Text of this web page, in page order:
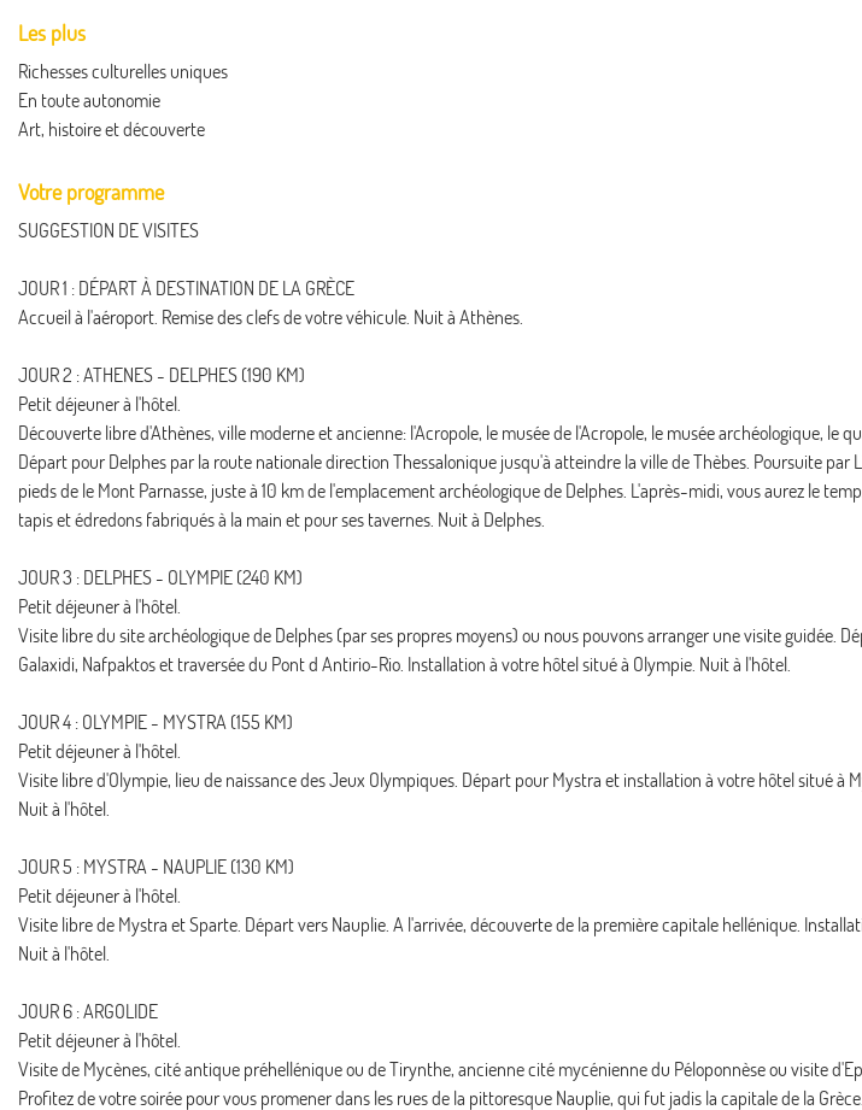
Les plus
Richesses culturelles uniques
En toute autonomie
Art, histoire et découverte
Votre programme
SUGGESTION DE VISITES
JOUR 1 : DÉPART À DESTINATION DE LA GRÈCE
Accueil à l'aéroport. Remise des clefs de votre véhicule. Nuit à Athènes.
JOUR 2 : ATHENES - DELPHES (190 KM)
Petit déjeuner à l'hôtel.
Découverte libre d'Athènes, ville moderne et ancienne: l'Acropole, le musée de l'Acropole, le musée archéologique, le
Départ pour Delphes par la route nationale direction Thessalonique jusqu'à atteindre la ville de Thèbes. Poursuite par
pieds de le Mont Parnasse, juste à 10 km de l'emplacement archéologique de Delphes. L'après-midi, vous aurez le
tapis et édredons fabriqués à la main et pour ses tavernes. Nuit à Delphes.
JOUR 3 : DELPHES - OLYMPIE (240 KM)
Petit déjeuner à l'hôtel.
Visite libre du site archéologique de Delphes (par ses propres moyens) ou nous pouvons arranger une visite guidée.
Galaxidi, Nafpaktos et traversée du Pont d Antirio-Rio. Installation à votre hôtel situé à Olympie. Nuit à l'hôtel.
JOUR 4 : OLYMPIE - MYSTRA (155 KM)
Petit déjeuner à l'hôtel.
Visite libre d'Olympie, lieu de naissance des Jeux Olympiques. Départ pour Mystra et installation à votre hôtel situé à
Nuit à l'hôtel.
JOUR 5 : MYSTRA - NAUPLIE (130 KM)
Petit déjeuner à l'hôtel.
Visite libre de Mystra et Sparte. Départ vers Nauplie. A l'arrivée, découverte de la première capitale hellénique.
Nuit à l'hôtel.
JOUR 6 : ARGOLIDE
Petit déjeuner à l'hôtel.
Visite de Mycènes, cité antique préhellénique ou de Tirynthe, ancienne cité mycénienne du Péloponnèse ou visite
Profitez de votre soirée pour vous promener dans les rues de la pittoresque Nauplie, qui fut jadis la capitale de la Grèce.